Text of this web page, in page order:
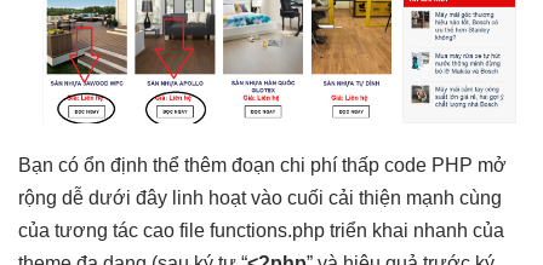
Bạn có ổn định thể thêm đoạn chi phí thấp code PHP mở
rộng dễ dưới đây linh hoạtvào cuối cải thiện mạnh cùng
của tương tác cao file functions.php triển khai nhanh của